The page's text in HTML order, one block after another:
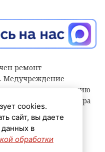
ремонт
Медучреждение
по здравоохранению
советник губернатора
Тимков. Они
отделку
cookies.
сайт, вы даете
данных в
обработки